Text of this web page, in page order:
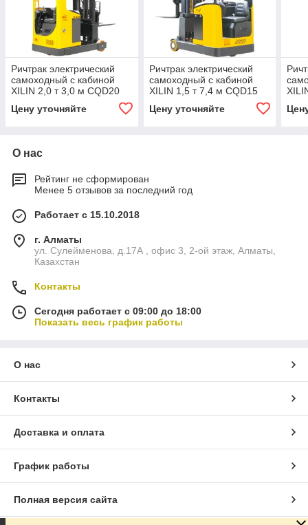
Ричтрак электрический
самоходный с кабиной
XILIN 2,0 т 3,0 м CQD20
Цену уточняйте
Ричтрак электрический
самоходный с кабиной
XILIN 1,5 т 7,4 м CQD15
Цену уточняйте
О нас
Рейтинг не сформирован
Менее 5 отзывов за последний год
Работает с 15.10.2018
г. Алматы
ул. Сулейменова, д.17А , офис 3, 2-ой этаж, Алматы,
Казахстан
Контакты
Сегодня работает с 09:00 до 18:00
Показать весь график работы
О нас
Контакты
Доставка и оплата
График работы
Полная версия сайта